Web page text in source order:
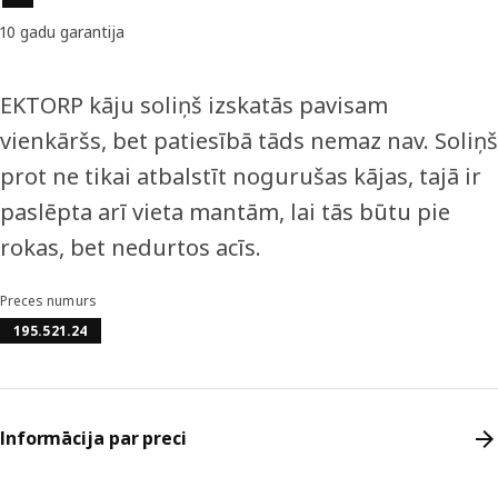
10 gadu garantija
EKTORP kāju soliņš izskatās pavisam
vienkāršs, bet patiesībā tāds nemaz nav. Soliņš
prot ne tikai atbalstīt nogurušas kājas, tajā ir
paslēpta arī vieta mantām, lai tās būtu pie
rokas, bet nedurtos acīs.
Preces numurs
195.521.24
Informācija par preci